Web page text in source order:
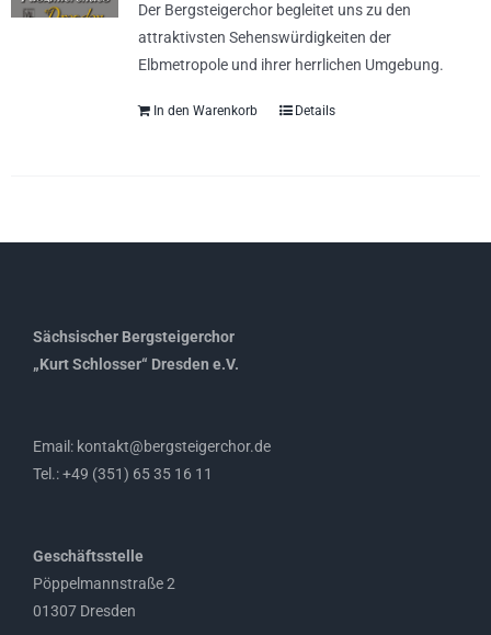
Der Bergsteigerchor begleitet uns zu den
attraktivsten Sehenswürdigkeiten der
Elbmetropole und ihrer herrlichen Umgebung.
In den Warenkorb Details
Sächsischer Bergsteigerchor
„Kurt Schlosser“ Dresden e.V.
Email: kontakt@bergsteigerchor.de
Tel.: +49 (351) 65 35 16 11
Geschäftsstelle
Pöppelmannstraße 2
01307 Dresden